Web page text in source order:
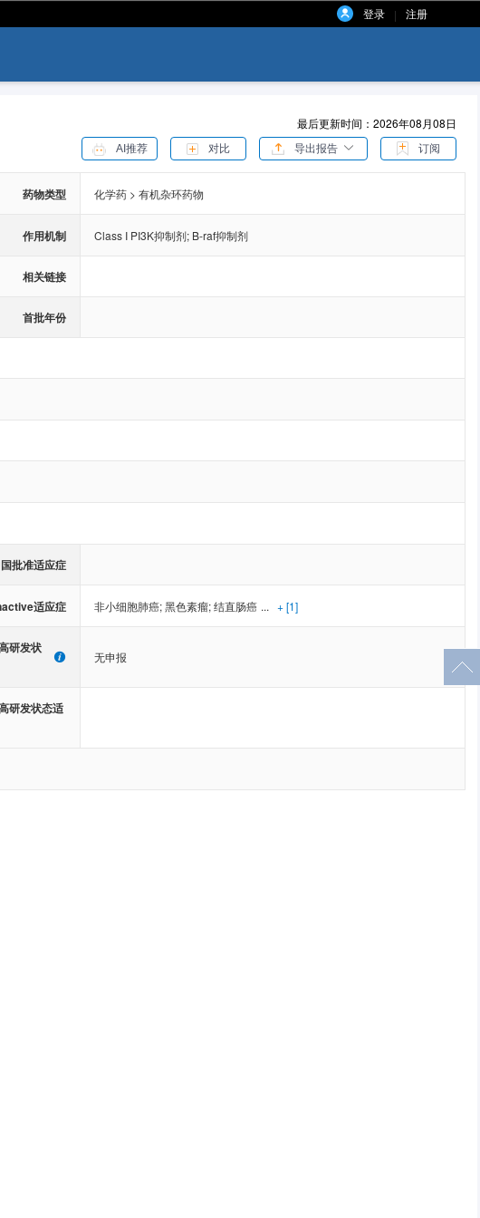
登录 | 注册
最后更新时间：2026年08月08日
AI推荐 对比 导出报告 订阅
药物类型 化学药 > 有机杂环药物
作用机制 Class I PI3K抑制剂; B-raf抑制剂
相关链接
首批年份
批准适应症
适应症 非小细胞肺癌;黑色素瘤;结直肠癌 ... + [1]
研发状
无申报
研发状态适